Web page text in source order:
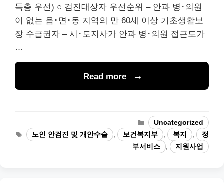
득층 우선) ○ 검진대상자 우선순위 – 안과 병･의원
이 없는 읍･면･동 지역의 만 60세 이상 기초생활보
장 수급권자 – 시･도지사가 안과 병･의원 접근도가
…
Read more
Categories
Uncategorized
Tags노인 안검진 및 개안수술 , 보건복지부 , 복지 ,
정
부서비스
, 지원사업